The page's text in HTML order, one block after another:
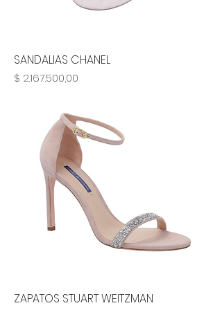
SANDALIAS CHANEL
Precio
$ 2.167.500,00
ZAPATOS STUART WEITZMAN